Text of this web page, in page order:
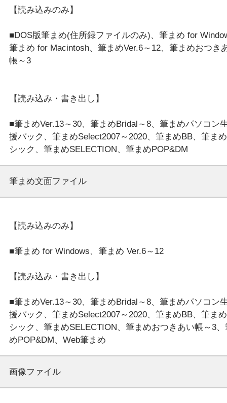
【読み込みのみ】
■DOS版筆まめ(住所録ファイルのみ)、筆まめ for
筆まめ for Macintosh、筆まめVer.6～12、筆まめおつき
帳～3
【読み込み・書き出し】
■筆まめVer.13～30、筆まめBridal～8、筆まめパソコン
援パック、筆まめSelect2007～2020、筆まめBB、筆ま
筆まめ文面ファイル
【読み込みのみ】
■筆まめ for Windows、筆まめ Ver.6～12
【読み込み・書き出し】
■筆まめVer.13～30、筆まめBridal～8、筆まめパソコン
援パック、筆まめSelect2007～2020、筆まめBB、筆ま
シック、筆まめSELECTION、筆まめおつきあい帳～3、
画像ファイル